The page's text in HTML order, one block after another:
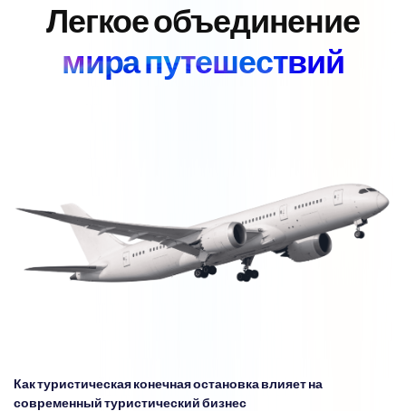
Легкое объединение
мира путешествий
Как туристическая конечная остановка влияет на
современный туристический бизнес